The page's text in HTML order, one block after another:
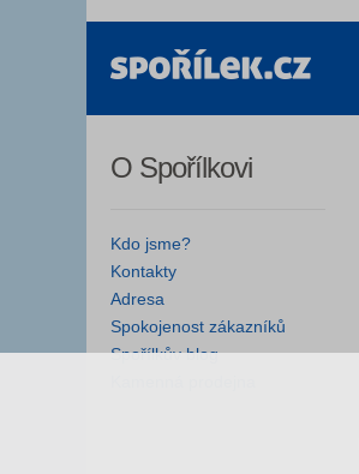
O Spořílkovi
Kdo jsme?
Kontakty
Adresa
Spokojenost zákazníků
Spořílkův blog